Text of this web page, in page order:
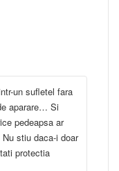
un sufletel fara
aparare… Si
pedeapsa ar
stiu daca-i doar
protectia